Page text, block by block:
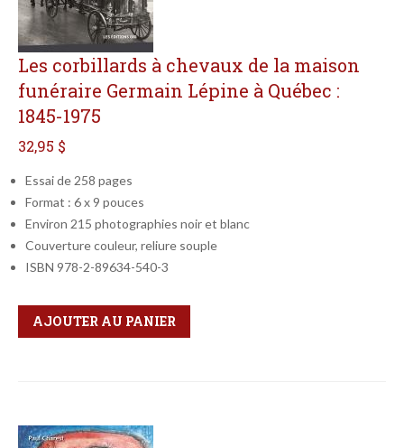
Les corbillards à chevaux de la maison
funéraire Germain Lépine à Québec :
1845-1975
32,95 $
Essai de 258 pages
Format : 6 x 9 pouces
Environ 215 photographies noir et blanc
Couverture couleur, reliure souple
ISBN 978-2-89634-540-3
Qté
Format
AJOUTER AU PANIER